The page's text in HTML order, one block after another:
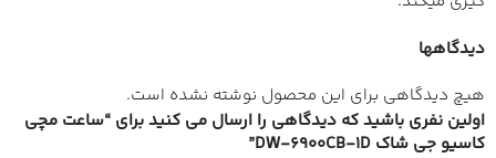
دیدگاهها
هیچ دیدگاهی برای این محصول نوشته نشده است.
اولین نفری باشید که دیدگاهی را ارسال می کنید برای “ساعت مچی
کاسیو جی شاک DW-6900CB-1D”